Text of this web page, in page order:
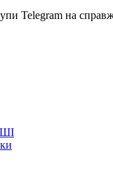
Telegram на
ШІ